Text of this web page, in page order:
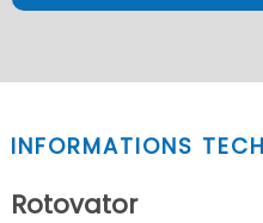
INFORMATIONS
Rotovator